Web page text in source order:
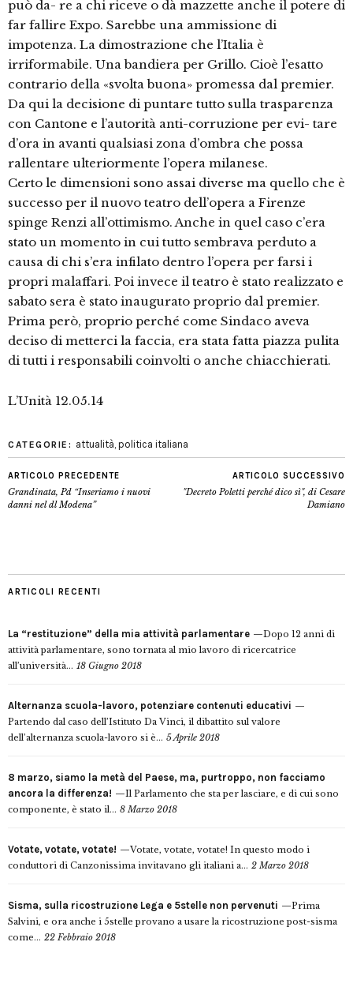
può da- re a chi riceve o dà mazzette anche il potere di
far fallire Expo. Sarebbe una ammissione di
impotenza. La dimostrazione che l’Italia è
irriformabile. Una bandiera per Grillo. Cioè l’esatto
contrario della «svolta buona» promessa dal premier.
Da qui la decisione di puntare tutto sulla trasparenza
con Cantone e l’autorità anti-corruzione per evi- tare
d’ora in avanti qualsiasi zona d’ombra che possa
rallentare ulteriormente l’opera milanese.
Certo le dimensioni sono assai diverse ma quello che è
successo per il nuovo teatro dell’opera a Firenze
spinge Renzi all’ottimismo. Anche in quel caso c’era
stato un momento in cui tutto sembrava perduto a
causa di chi s’era infilato dentro l’opera per farsi i
propri malaffari. Poi invece il teatro è stato realizzato e
sabato sera è stato inaugurato proprio dal premier.
Prima però, proprio perché come Sindaco aveva
deciso di metterci la faccia, era stata fatta piazza pulita
di tutti i responsabili coinvolti o anche chiacchierati.
L’Unità 12.05.14
CATEGORIE: attualità, politica italiana
ARTICOLO PRECEDENTE
Grandinata, Pd “Inseriamo i nuovi
danni nel dl Modena”
ARTICOLO SUCCESSIVO
"Decreto Poletti perché dico sì", di Cesare
Damiano
ARTICOLI RECENTI
La “restituzione” della mia attività parlamentare
Dopo 12 anni di
attività parlamentare, sono tornata al mio lavoro di ricercatrice
all’università... 18 Giugno 2018
Alternanza scuola-lavoro, potenziare contenuti educativi
Partendo dal caso dell’Istituto Da Vinci, il dibattito sul valore
dell’alternanza scuola-lavoro si è... 5 Aprile 2018
8 marzo, siamo la metà del Paese, ma, purtroppo, non facciamo
ancora la differenza!
Il Parlamento che sta per lasciare, e di cui sono
componente, è stato il... 8 Marzo 2018
Votate, votate, votate!
Votate, votate, votate! In questo modo i
conduttori di Canzonissima invitavano gli italiani a... 2 Marzo 2018
Sisma, sulla ricostruzione Lega e 5stelle non pervenuti
Prima
Salvini, e ora anche i 5stelle provano a usare la ricostruzione post-sisma
come... 22 Febbraio 2018